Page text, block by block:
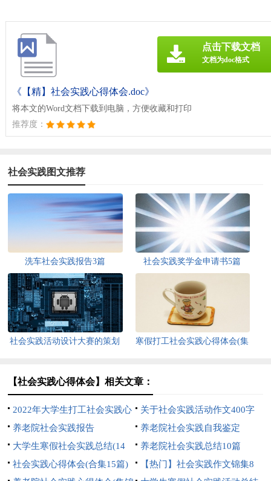
《【精】社会实践心得体会.doc》
将本文的Word文档下载到电脑，方便收藏和打印
推荐度：
点击下载文档
文档为doc格式
社会实践图文推荐
洗车社会实践报告3篇 社会实践奖学金申请书5篇
社会实践活动设计大赛的策划
寒假打工社会实践心得体会(集
【社会实践心得体会】相关文章：
2022年大学生打工社会实践心
得体会
关于社会实践活动作文400字
汇总十篇
养老院社会实践报告
养老院社会实践自我鉴定
大学生寒假社会实践总结(14
篇)
养老院社会实践总结10篇
社会实践心得体会(合集15篇)
【热门】社会实践作文锦集8